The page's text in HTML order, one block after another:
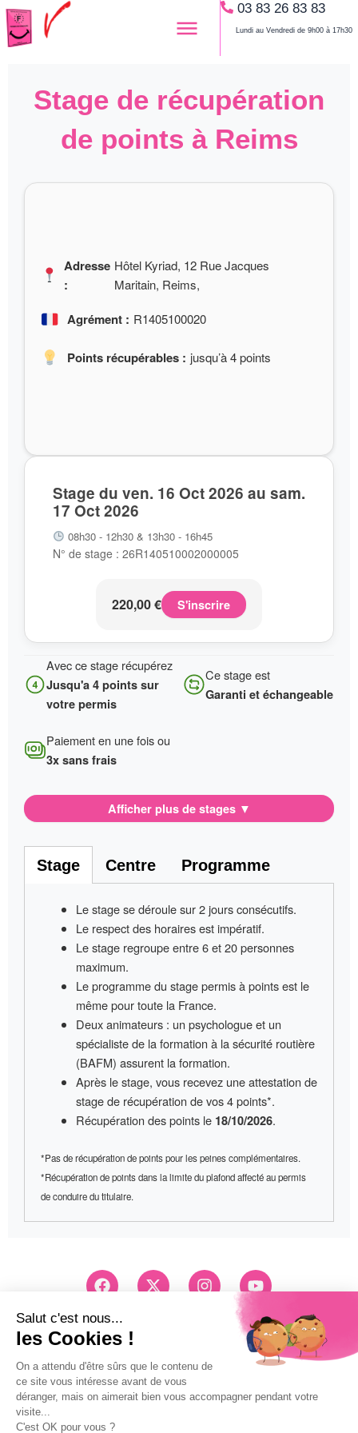
Aller
au
contenu
03 83 26 83 83
Lundi au Vendredi de 9h00 à 17h30
Stage de récupération
de points à Reims
Adresse
:
Hôtel Kyriad, 12 Rue Jacques
Maritain, Reims,
Agrément : R1405100020
Points récupérables : jusqu’à 4 points
Stage du ven. 16 Oct 2026 au sam.
17 Oct 2026
08h30 - 12h30 & 13h30 - 16h45
N° de stage : 26R140510002000005
220,00€ S'inscrire
Avec ce stage récupérez
Jusqu'a 4 points sur
votre permis
Ce stage est
Garanti et échangeable
Paiement en une fois ou
3x sans frais
Afficher plus de stages ▼
Stage Centre Programme
Le stage se déroule sur2 jours consécutifs.
Le respect des horaires est impératif.
Le stage regroupe entre6 et 20 personnes
maximum.
Le programme du stage permis à pointsest le
même pour toute la France.
Deux animateurs: un psychologue et un
spécialiste de la formation à la sécurité routière
(BAFM) assurent la formation.
Après le stage, vous recevez uneattestation de
stagede récupération de vos 4 points*.
Récupération des points le 18/10/2026.
*Pas de récupération de points pour les peines complémentaires.
*Récupération de points dans la limite du plafond affecté au permis
de conduire du titulaire.
F
a
e
b
o
k
X
-
t
e
r
I
n
r
m
Y
o
t
u
b
03 83 26 83 83
Pri d'un appel local
Mentions légales
Politique de confidentialité